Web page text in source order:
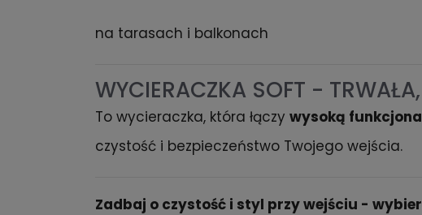
na tarasach i balkonach
WYCIERACZKA SOFT -
To wycieraczka, która łączy wysoką
czystość i bezpieczeństwo Twojego wejścia.
Zadbaj o czystość i styl przy wejściu -